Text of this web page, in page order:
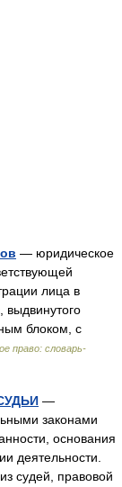
— юридическое
лица в
выдвинутого
блоком, с
право: словарь-
—
законами
основания
деятельности.
судей, правовой